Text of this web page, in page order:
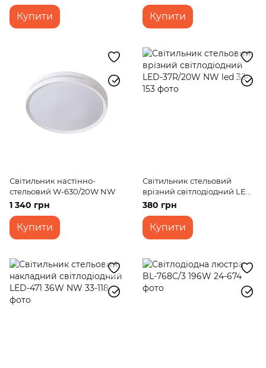
Купити Купити
Світильник настінно-
стельовий W-630/20W NW
1 340 грн
Купити
Світильник стельовий
врізний світлодіодний LED-
37R/20W NW led
380 грн
Купити